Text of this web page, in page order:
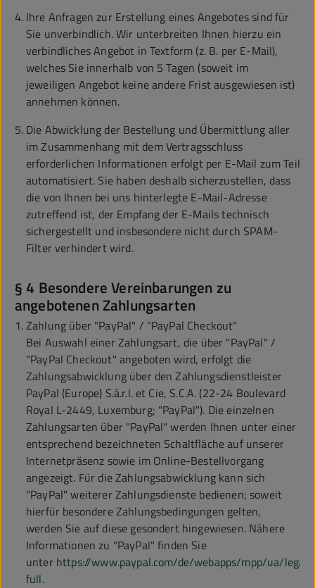
Ihre Anfragen zur Erstellung eines Angebotes sind für
Sie unverbindlich. Wir unterbreiten Ihnen hierzu ein
verbindliches Angebot in Textform (z. B. per E-Mail),
welches Sie innerhalb von 5 Tagen (soweit im
jeweiligen Angebot keine andere Frist ausgewiesen ist)
annehmen können.
Die Abwicklung der Bestellung und Übermittlung aller
im Zusammenhang mit dem Vertragsschluss
erforderlichen Informationen erfolgt per E-Mail zum Teil
automatisiert. Sie haben deshalb sicherzustellen, dass
die von Ihnen bei uns hinterlegte E-Mail-Adresse
zutreffend ist, der Empfang der E-Mails technisch
sichergestellt und insbesondere nicht durch SPAM-
Filter verhindert wird.
§ 4 Besondere Vereinbarungen zu
angebotenen Zahlungsarten
Zahlung über "PayPal" / "PayPal Checkout"
Bei Auswahl einer Zahlungsart, die über "PayPal" /
"PayPal Checkout" angeboten wird, erfolgt die
Zahlungsabwicklung über den Zahlungsdienstleister
PayPal (Europe) S.à.r.l. et Cie, S.C.A. (22-24 Boulevard
Royal L-2449, Luxemburg; "PayPal"). Die einzelnen
Zahlungsarten über "PayPal" werden Ihnen unter einer
entsprechend bezeichneten Schaltfläche auf unserer
Internetpräsenz sowie im Online-Bestellvorgang
angezeigt. Für die Zahlungsabwicklung kann sich
"PayPal" weiterer Zahlungsdienste bedienen; soweit
hierfür besondere Zahlungsbedingungen gelten,
werden Sie auf diese gesondert hingewiesen. Nähere
Informationen zu "PayPal" finden Sie
unter https://www.paypal.com/de/webapps/mpp/ua/
full.